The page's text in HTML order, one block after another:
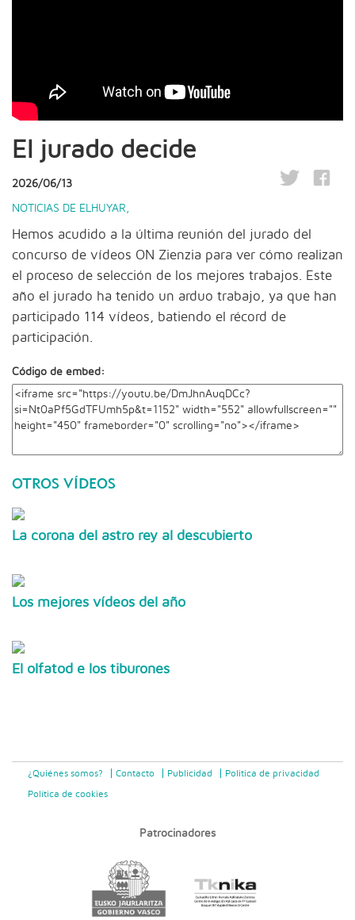
El jurado decide
2026/06/13
NOTICIAS DE ELHUYAR
Hemos acudido a la última reunión del jurado del
concurso de vídeos ON Zienzia para ver cómo realizan
el proceso de selección de los mejores trabajos. Este
año el jurado ha tenido un arduo trabajo, ya que han
participado 114 vídeos, batiendo el récord de
participación.
Código de embed:
OTROS VÍDEOS
La corona del astro rey al descubierto
Los mejores vídeos del año
El olfatod e los tiburones
¿Quiénes somos? Contacto Publicidad Politica de privacidad
Política de cookies
Patrocinadores